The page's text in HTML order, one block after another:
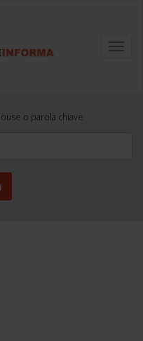
o parola chiave